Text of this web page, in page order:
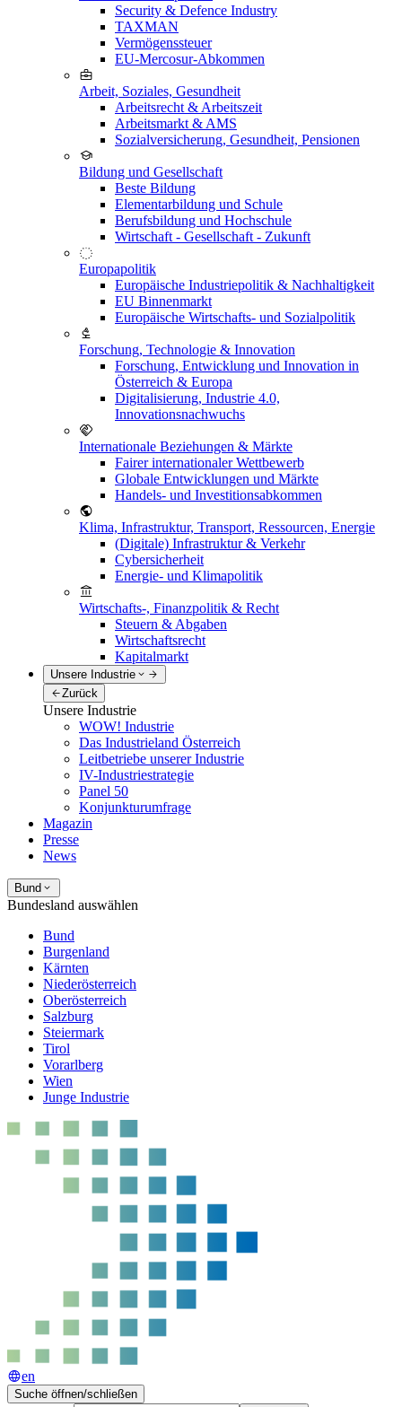
Security & Defence Industry
TAXMAN
Vermögenssteuer
EU-Mercosur-Abkommen
Arbeit, Soziales, Gesundheit
Arbeitsrecht & Arbeitszeit
Arbeitsmarkt & AMS
Sozialversicherung, Gesundheit, Pensionen
Bildung und Gesellschaft
Beste Bildung
Elementarbildung und Schule
Berufsbildung und Hochschule
Wirtschaft - Gesellschaft - Zukunft
Europapolitik
Europäische Industriepolitik & Nachhaltigkeit
EU Binnenmarkt
Europäische Wirtschafts- und Sozialpolitik
Forschung, Technologie & Innovation
Forschung, Entwicklung und Innovation in
Österreich & Europa
Digitalisierung, Industrie 4.0,
Innovationsnachwuchs
Internationale Beziehungen & Märkte
Fairer internationaler Wettbewerb
Globale Entwicklungen und Märkte
Handels- und Investitionsabkommen
Klima, Infrastruktur, Transport, Ressourcen, Energie
(Digitale) Infrastruktur & Verkehr
Cybersicherheit
Energie- und Klimapolitik
Wirtschafts-, Finanzpolitik & Recht
Steuern & Abgaben
Wirtschaftsrecht
Kapitalmarkt
Unsere Industrie
Zurück
Unsere Industrie
WOW! Industrie
Das Industrieland Österreich
Leitbetriebe unserer Industrie
IV-Industriestrategie
Panel 50
Konjunkturumfrage
Magazin
Presse
News
Bund
Bundesland auswählen
Bund
Burgenland
Kärnten
Niederösterreich
Oberösterreich
Salzburg
Steiermark
Tirol
Vorarlberg
Wien
Junge Industrie
en
Suche öffnen/schließen